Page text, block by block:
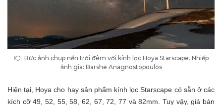
Bức ảnh chụp nền trời đêm với kính lọc Hoya Starscape. Nhiếp
ảnh gia: Barshe Anagnostopoulos
Hiện tại, Hoya cho hay sản phẩm kính lọc Starscape có sẵn ở các
kích cỡ 49, 52, 55, 58, 62, 67, 72, 77 và 82mm. Tuy vậy, giá bán